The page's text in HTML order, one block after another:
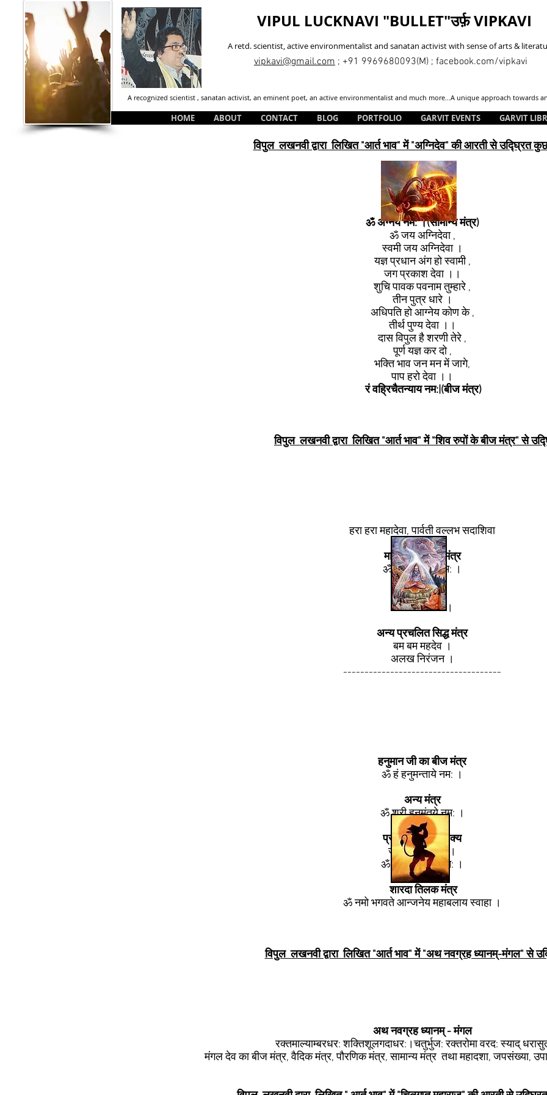
VIPUL LUCKNAVI "BULLET"उर्फ़ VIPKAVI
A retd. scientist, active environmentalist and sanatan activist with sense of arts &
vipkavi@gmail.com ; +91 9969680093(M) ; facebook.com/vipkavi
A recognized scientist , sanatan activist, an eminent poet, an active environmentalist and much more...A unique approach towards
HOME ABOUT CONTACT BLOG PORTFOLIO GARVIT EVENTS GARVIT
विपुल लखनवी द्वारा लिखित "आर्त भाव" में "अग्निदेव" की आरती से उद्घ्रित
ॐ अग्नेय नम: ।(सामान्य मंत्र)
ॐ जय अग्निदेवा ,
स्वमी जय अग्निदेवा ।
यज्ञ प्रधान अंग हो स्वामी ,
जग प्रकाश देवा ।।
शुचि पावक पवनाम तुम्हारे ,
तीन पुत्र धारे ।
अधिपति हो आग्नेय कोण के ,
तीर्थ पुण्य देवा ।।
दास विपुल है शरणी तेरे ,
पूर्ण यज्ञ कर दो ,
भक्ति भाव जन मन में जागे,
पाप हरो देवा ।।
रं वह्रिचैतन्याय नम:|(बीज मंत्र)
विपुल लखनवी द्वारा लिखित "आर्त भाव" में "शिव रुपों के बीज मंत्र" से
हरा हरा महादेवा, पार्वती वल्लभ सदाशिवा
माहादेव का बीज मंत्र
ॐ बं महादेवाय नम: ।
सिद्ध मंत्र
ॐ नम: शिवाय ।
अन्य प्रचलित सिद्ध मंत्र
बम बम महदेव ।
अलख निरंजन ।
-------------------------------------
हनुमान जी का बीज मंत्र
ॐ हं हनुमन्ताये नम: ।
अन्य मंत्र
ॐ श्री हनुमंतये नम: ।
प्रचलित भक्तनुवाक्य
जय बजरंग बली ।
ॐ पवन् पुत्रायै नम: ।
शारदा तिलक मंत्र
ॐ नमो भगवते आन्जनेय महाबलाय स्वाहा ।
विपुल लखनवी द्वारा लिखित "आर्त भाव" में "अथ नवग्रह ध्यानम्-मंगल" से
अथ नवग्रह ध्यानम् - मंगल
रक्तमाल्याम्बरधर: शक्तिशूलगदाधर:।चतुर्भुज: रक्तरोमा वरद: स्याद्
मंगल देव का बीज मंत्र, वैदिक मंत्र, पौरणिक मंत्र, सामान्य मंत्र तथा महादशा, जपसंख्या,